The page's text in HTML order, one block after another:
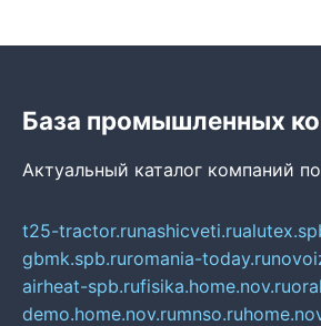
База промышленных
Актуальный каталог компаний
t25-tractor.runashicveti.ru
gbmk.spb.ruromania-today.ru
airheat-spb.rufisika.home.nov.ru
demo.home.nov.rumnso.ru